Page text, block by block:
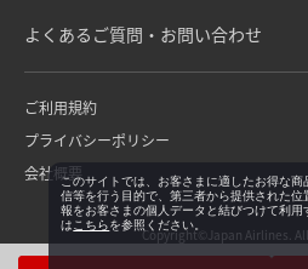
よくあるご質問・お問い合わせ
ご利用規約
プライバシーポリシー
会社概要
Copyright©Japan Airlines.
このサイトでは、お客さまに適したお得な
信等を行う目的で、第三者から提供された
報をお客さまの個人データと結びつけて利用
は こちらを参照ください。